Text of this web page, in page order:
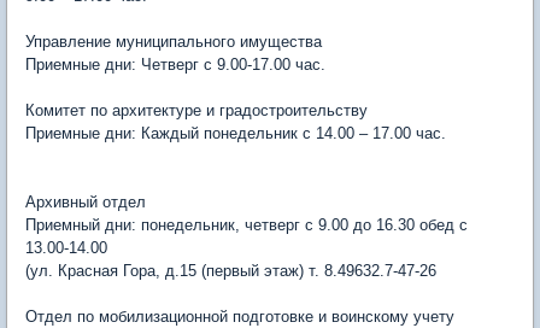
Управление муниципального имущества
Приемные дни: Четверг с 9.00-17.00 час.
Комитет по архитектуре и градостроительству
Приемные дни: Каждый понедельник с 14.00 – 17.00 час.
Архивный отдел
Приемный дни: понедельник, четверг с 9.00 до 16.30 обед с
13.00-14.00
(ул. Красная Гора, д.15 (первый этаж) т. 8.49632.7-47-26
Отдел по мобилизационной подготовке и воинскому учету